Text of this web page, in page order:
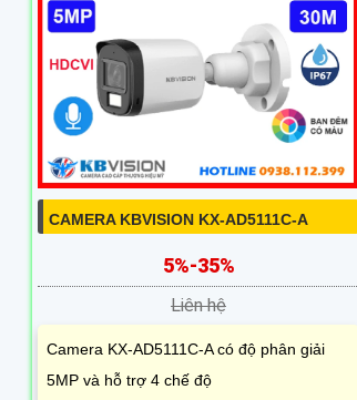
CAMERA KBVISION KX-AD5111C-A
5%-35%
Liên hệ
Camera KX-AD5111C-A có độ phân giải
5MP và hỗ trợ 4 chế độ